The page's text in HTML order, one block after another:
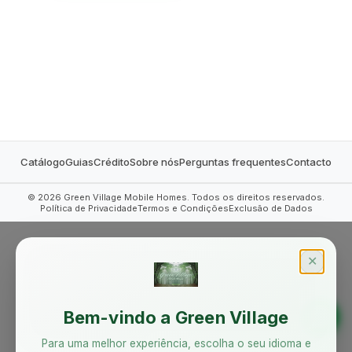
CatálogoGuiasCréditoSobre nósPerguntas frequentesContacto
© 2026 Green Village Mobile Homes. Todos os direitos reservados.
Política de PrivacidadeTermos e CondiçõesExclusão de Dados
✕
Bem-vindo a Green Village
Para uma melhor experiência, escolha o seu idioma e